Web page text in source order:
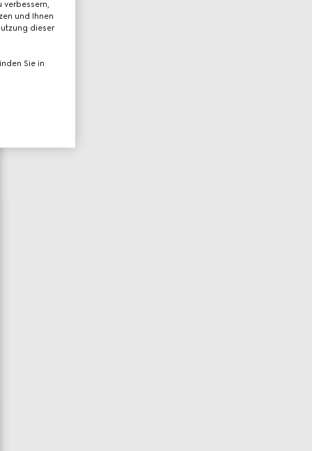
und Ihnen
dieser
Sie in